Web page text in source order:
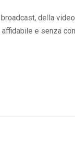
della
e senza